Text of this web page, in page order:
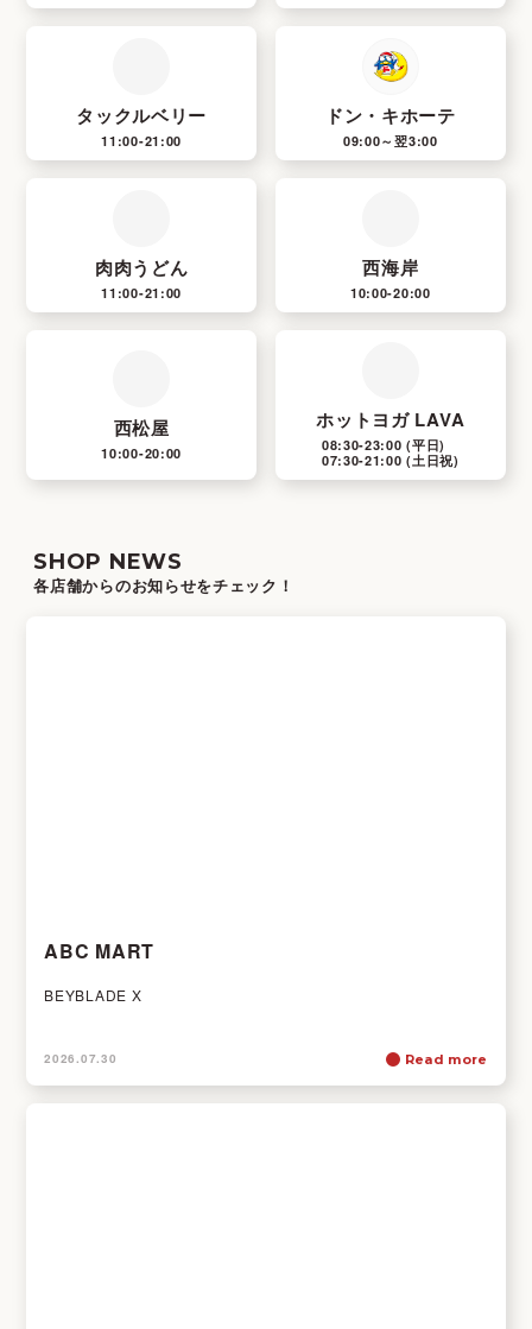
タックルベリー
11:00-21:00
ドン・キホーテ
09:00～翌3:00
肉肉うどん
11:00-21:00
西海岸
10:00-20:00
西松屋
10:00-20:00
ホットヨガ LAVA
08:30-23:00(平日)
07:30-21:00(土日祝)
SHOP NEWS
各店舗からのお知らせをチェック！
ABC MART
BEYBLADE X
2026.07.30 Read more